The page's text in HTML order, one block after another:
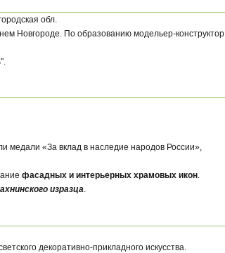
обл.
Новгороде. По образованию модельер-конструктор
".
медали «За вклад в наследие народов России»,
фасадных и интерьерных храмовых икон.
изразца.
декоративно-прикладного искусства.